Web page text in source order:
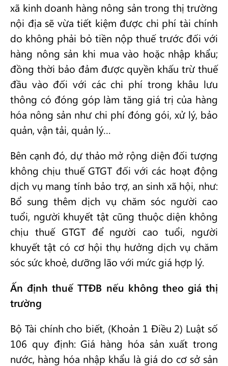
xã kinh doanh hàng nông sản trong thị trường
nội địa sẽ vừa tiết kiệm được chi phí tài chính
do không phải bỏ tiền nộp thuế trước đối với
hàng nông sản khi mua vào hoặc nhập khẩu;
đồng thời bảo đảm được quyền khấu trừ thuế
đầu vào đối với các chi phí trong khâu lưu
thông có đóng góp làm tăng giá trị của hàng
hóa nông sản như chi phí đóng gói, xử lý, bảo
quản, vận tải, quản lý…
Bên cạnh đó, dự thảo mở rộng diện đối tượng
không chịu thuế GTGT đối với các hoạt động
dịch vụ mang tính bảo trợ, an sinh xã hội, như:
Bổ sung thêm dịch vụ chăm sóc người cao
tuổi, người khuyết tật cũng thuộc diện không
chịu thuế GTGT để người cao tuổi, người
khuyết tật có cơ hội thụ hưởng dịch vụ chăm
sóc sức khoẻ, dưỡng lão với mức giá hợp lý.
Ấn định thuế TTĐB nếu không theo giá thị
trường
Bộ Tài chính cho biết, (Khoản 1 Điều 2) Luật số
106 quy định: Giá hàng hóa sản xuất trong
nước, hàng hóa nhập khẩu là giá do cơ sở sản